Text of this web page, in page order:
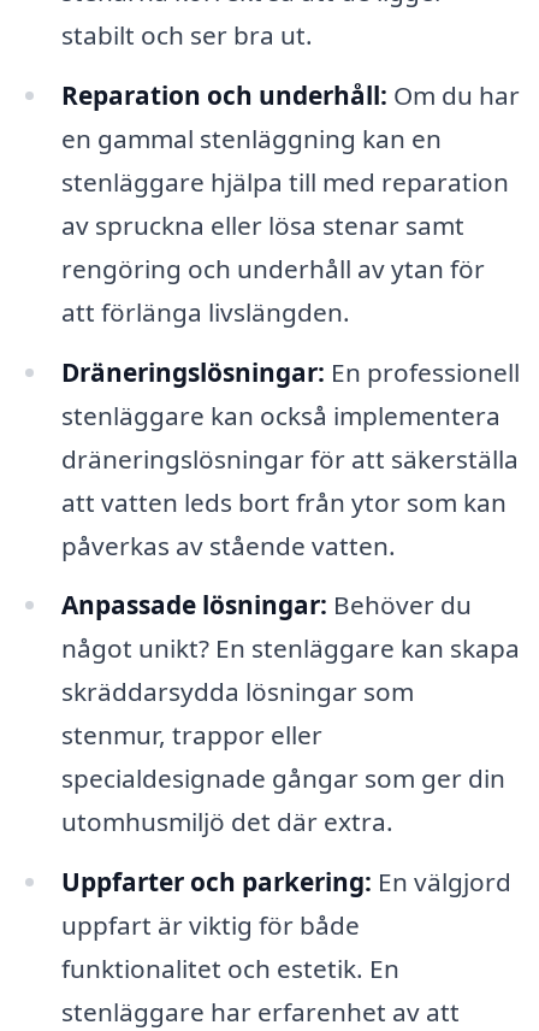
stabilt och ser bra ut.
Reparation och underhåll: Om du har
en gammal stenläggning kan en
stenläggare hjälpa till med reparation
av spruckna eller lösa stenar samt
rengöring och underhåll av ytan för
att förlänga livslängden.
Dräneringslösningar: En professionell
stenläggare kan också implementera
dräneringslösningar för att säkerställa
att vatten leds bort från ytor som kan
påverkas av stående vatten.
Anpassade lösningar: Behöver du
något unikt? En stenläggare kan skapa
skräddarsydda lösningar som
stenmur, trappor eller
specialdesignade gångar som ger din
utomhusmiljö det där extra.
Uppfarter och parkering: En välgjord
uppfart är viktig för både
funktionalitet och estetik. En
stenläggare har erfarenhet av att